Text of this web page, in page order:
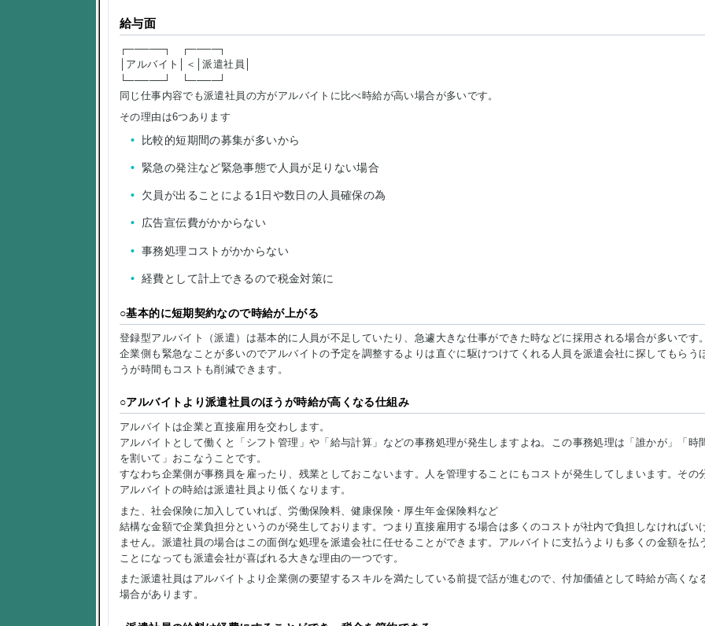
給与面
┌─────┐ ┌────┐
│アルバイト│＜│派遣社員│
└─────┘ └────┘
同じ仕事内容でも派遣社員の方がアルバイトに比べ時給が高い場合が多いです。
その理由は6つあります
比較的短期間の募集が多いから
緊急の発注など緊急事態で人員が足りない場合
欠員が出ることによる1日や数日の人員確保の為
広告宣伝費がかからない
事務処理コストがかからない
経費として計上できるので税金対策に
○基本的に短期契約なので時給が上がる
登録型アルバイト（派遣）は基本的に人員が不足していたり、急遽大きな仕事ができた時などに採用される場合が多いです
企業側も緊急なことが多いのでアルバイトの予定を調整するよりは直ぐに駆けつけてくれる人員を派遣会社に探してもらう
うが時間もコストも削減できます。
○アルバイトより派遣社員のほうが時給が高くなる仕組み
アルバイトは企業と直接雇用を交わします。
アルバイトとして働くと「シフト管理」や「給与計算」などの事務処理が発生しますよね。この事務処理は「誰かが」「時
を割いて」おこなうことです。
すなわち企業側が事務員を雇ったり、残業としておこないます。人を管理することにもコストが発生してしまいます。その
アルバイトの時給は派遣社員より低くなります。
また、社会保険に加入していれば、労働保険料、健康保険・厚生年金保険料など
結構な金額で企業負担分というのが発生しております。つまり直接雇用する場合は多くのコストが社内で負担しなければい
ません。派遣社員の場合はこの面倒な処理を派遣会社に任せることができます。アルバイトに支払うよりも多くの金額を払
ことになっても派遣会社が喜ばれる大きな理由の一つです。
また派遣社員はアルバイトより企業側の要望するスキルを満たしている前提で話が進むので、付加価値として時給が高くな
場合があります。